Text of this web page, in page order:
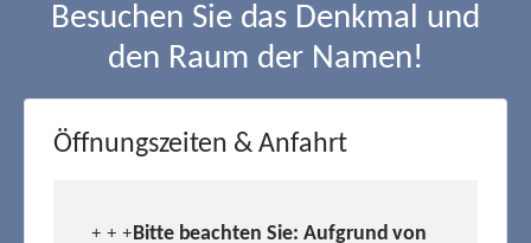
Besuchen Sie das Denkmal und
den Raum der Namen!
Öffnungszeiten & Anfahrt
+ + +Bitte beachten Sie: Aufgrund von